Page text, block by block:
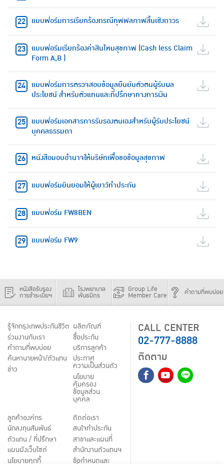
แบบฟอร์มการเรียกร้องกรณีทุพพลภาพสิ้นเชิงถาวร
แบบฟอร์มเรียกร้องค่าสินไหมสุขภาพ (Cash less Claim
Form A,B )
แบบฟอร์มการตรวจสอบข้อมูลยืนยันตัวตนผู้รับผล
ประโยชน์ สำหรับตัวแทนและที่ปรึกษาทางการเงิน
แบบฟอร์มเอกสารการรับรองตนเองสำหรับผู้รับประโยชน์
บุคคลธรรมดา
หนังสือมอบอำนาจให้บริษัทเพื่อขอข้อมูลสุขภาพ
แบบฟอร์มยินยอมให้ผู้เยาว์ทำประกัน
แบบฟอร์ม FW8BEN
แบบฟอร์ม FW9
หนังสือรับรอง
การชำระเบี้ยฯ
โรงพยาบาล
พันธมิตร
Group Life
Member Care คำถามที่พบบ่อย
รู้จักกรุงเทพประกันชีวิต
ร่วมงานกับเรา
คำถามที่พบบ่อย
ค้นหานายหน้า/ตัวแทน
ข่าว
ผลิตภัณฑ์
ชื้อประกัน
บริการลูกค้า
ประกาศ
ความเป็นส่วนตัว
นโยบาย
คุ้มครอง
ข้อมูลส่วน
บุคคล
ลูกค้าองค์กร
นักลงทุนสัมพันธ์
ตัวแทน / ที่ปรึกษา
แผนผังเว็บไซต์
นโยบายคุกกี้
ติดต่อเรา
สนใจทำประกัน
สาขาและแผนที่
สำนักงานตัวแทนฯ
ข้อกำหนดและ
CALL CENTER
02-777-8888
ติดตาม